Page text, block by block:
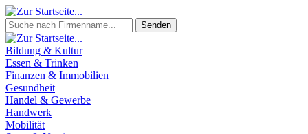
Senden
Bildung & Kultur
Essen & Trinken
Finanzen & Immobilien
Gesundheit
Handel & Gewerbe
Handwerk
Mobilität